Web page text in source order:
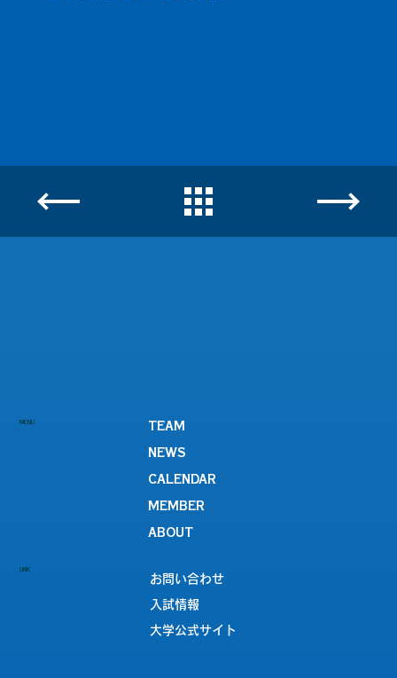
MENU
TEAM
NEWS
CALENDAR
MEMBER
ABOUT
LINK
お問い合わせ
入試情報
大学公式サイト